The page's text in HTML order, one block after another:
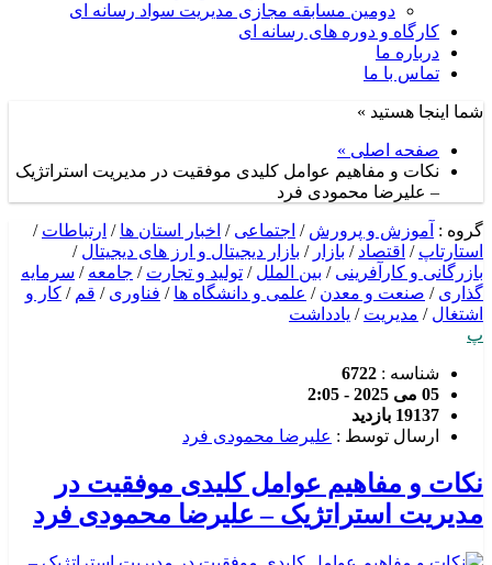
دومین مسابقه مجازی مدیریت سواد رسانه ای
کارگاه و دوره های رسانه ای
درباره ما
تماس با ما
شما اینجا هستید »
صفحه اصلی »
نکات و مفاهیم عوامل کلیدی موفقیت در مدیریت استراتژیک
– علیرضا محمودی فرد
گروه : آموزش و پرورش / اجتماعی / اخبار استان ها / ارتباطات /
استارتاپ / اقتصاد / بازار / بازار دیجیتال و ارز های دیجیتال /
بازرگانی و کارآفرینی / بین الملل / تولید و تجارت / جامعه / سرمایه
گذاری / صنعت و معدن / علمی و دانشگاه ها / فناوری / قم / کار و
اشتغال / مدیریت / یادداشت
پ
شناسه : 6722
05 می 2025 - 2:05
19137 بازدید
ارسال توسط : علیرضا محمودی فرد
نکات و مفاهیم عوامل کلیدی موفقیت در
مدیریت استراتژیک – علیرضا محمودی فرد